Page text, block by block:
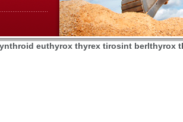
euthyrox thyrex tirosint berlthyrox